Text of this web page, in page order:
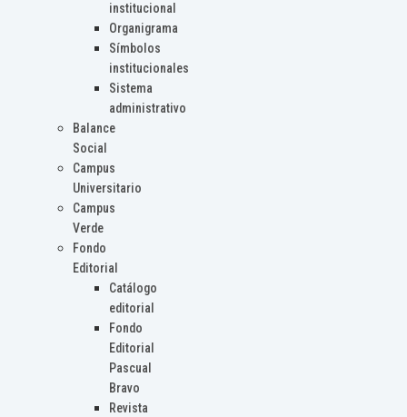
institucional
Organigrama
Símbolos
institucionales
Sistema
administrativo
Balance
Social
Campus
Universitario
Campus
Verde
Fondo
Editorial
Catálogo
editorial
Fondo
Editorial
Pascual
Bravo
Revista